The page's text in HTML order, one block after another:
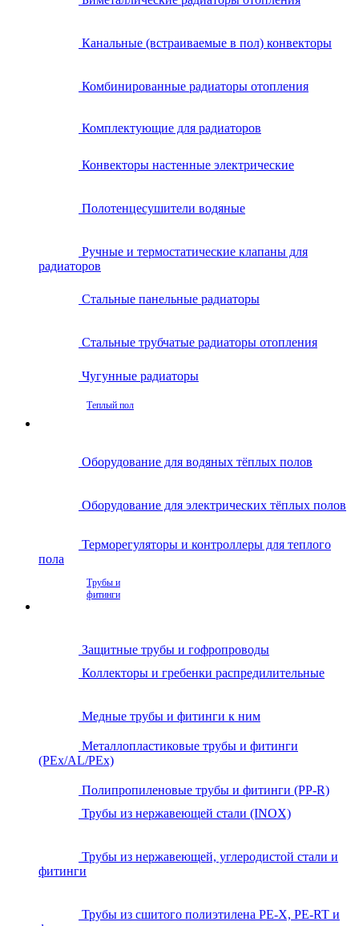
Канальные (встраиваемые в пол) конвекторы
Комбинированные радиаторы отопления
Комплектующие для радиаторов
Конвекторы настенные электрические
Полотенцесушители водяные
Ручные и термостатические клапаны для
радиаторов
Стальные панельные радиаторы
Стальные трубчатые радиаторы отопления
Чугунные радиаторы
Теплый пол
Оборудование для водяных тёплых полов
Оборудование для электрических тёплых полов
Терморегуляторы и контроллеры для теплого
пола
Трубы и
фитинги
Защитные трубы и гофропроводы
Коллекторы и гребенки распредилительные
Медные трубы и фитинги к ним
Металлопластиковые трубы и фитинги
(PEx/AL/PEx)
Полипропиленовые трубы и фитинги (PP-R)
Трубы из нержавеющей стали (INOX)
Трубы из нержавеющей, углеродистой стали и
фитинги
Трубы из сшитого полиэтилена PE-X, PE-RT и